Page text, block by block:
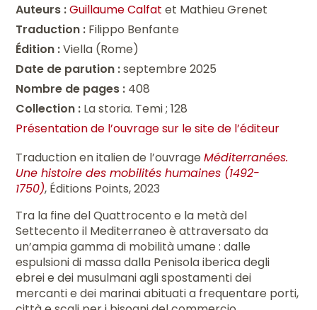
Auteurs :Guillaume Calfat et Mathieu Grenet
Traduction : Filippo Benfante
Édition :Viella (Rome)
Date de parution :septembre 2025
Nombre de pages : 408
Collection : La storia. Temi ; 128
Présentation de l’ouvrage sur le site de l’éditeur
Traduction en italien de l’ouvrageMéditerranées.
Une histoire des mobilités humaines (1492-
1750), Éditions Points, 2023
Tra la fine del Quattrocento e la metà del
Settecento il Mediterraneo è attraversato da
un’ampia gamma di mobilità umane : dalle
espulsioni di massa dalla Penisola iberica degli
ebrei e dei musulmani agli spostamenti dei
mercanti e dei marinai abituati a frequentare porti,